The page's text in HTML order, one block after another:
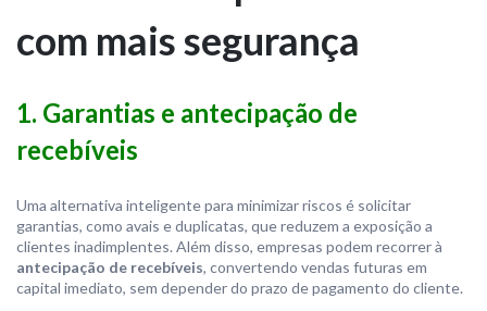
com mais segurança
1. Garantias e antecipação de
recebíveis
Uma alternativa inteligente para minimizar riscos é solicitar
garantias, como avais e duplicatas, que reduzem a exposição a
clientes inadimplentes. Além disso, empresas podem recorrer à
antecipação de recebíveis, convertendo vendas futuras em
capital imediato, sem depender do prazo de pagamento do cliente.